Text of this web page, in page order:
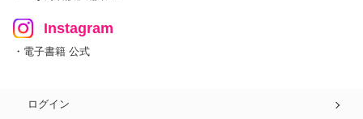
Instagram
・電子書籍 公式
ログイン